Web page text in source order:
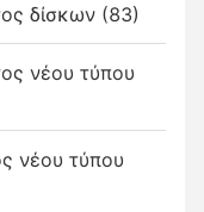
δίσκων (83)
νέου τύπου
νέου τύπου